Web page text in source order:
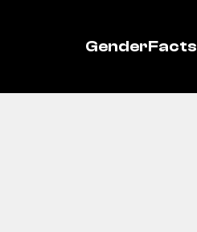
GenderFacts